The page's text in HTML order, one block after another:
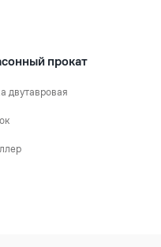
прокат
двутавровая